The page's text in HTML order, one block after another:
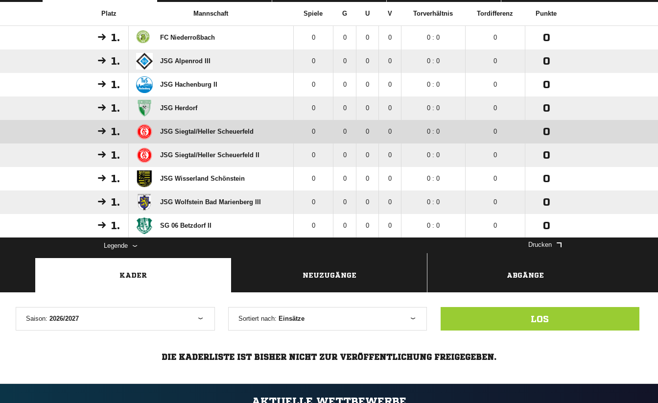
Platz Mannschaft Spiele G U V Torverhältnis Tordifferenz Punkte
1. FC Niederroßbach 0 0 0 0 0 : 0 0 0
1. JSG Alpenrod III 0 0 0 0 0 : 0 0 0
1. JSG Hachenburg II 0 0 0 0 0 : 0 0 0
1. JSG Herdorf 0 0 0 0 0 : 0 0 0
1. JSG Siegtal/​Heller Scheuerfeld 0 0 0 0 0 : 0 0 0
1. JSG Siegtal/​Heller Scheuerfeld II 0 0 0 0 0 : 0 0 0
1. JSG Wisserland Schönstein 0 0 0 0 0 : 0 0 0
1. JSG Wolfstein Bad Marienberg III 0 0 0 0 0 : 0 0 0
1. SG 06 Betzdorf II 0 0 0 0 0 : 0 0 0
Legende Drucken
KADER NEUZUGÄNGE ABGÄNGE
Saison: 2026/2027 Sortiert nach: Einsätze LOS
DIE KADERLISTE IST BISHER NICHT ZUR VERÖFFENTLICHUNG FREIGEGEBEN.